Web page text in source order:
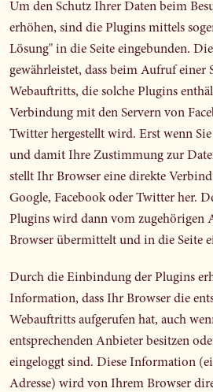
Um den Schutz Ihrer Daten beim
erhöhen, sind die Plugins mittels
Lösung" in die Seite eingebunden.
gewährleistet, dass beim Aufruf einer
Webauftritts, die solche Plugins
Verbindung mit den Servern von
Twitter hergestellt wird. Erst wenn
und damit Ihre Zustimmung zur
stellt Ihr Browser eine direkte
Google, Facebook oder Twitter her.
Plugins wird dann vom zugehörigen
Browser übermittelt und in die Seite
Durch die Einbindung der Plugins
Information, dass Ihr Browser die
Webauftritts aufgerufen hat, auch
entsprechenden Anbieter besitzen
eingeloggt sind. Diese Information
Adresse) wird von Ihrem Browser